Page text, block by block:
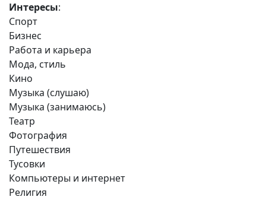
Интересы:
Спорт
Бизнес
Работа и карьера
Мода, стиль
Кино
Музыка (слушаю)
Музыка (занимаюсь)
Театр
Фотография
Путешествия
Тусовки
Компьютеры и интернет
Религия